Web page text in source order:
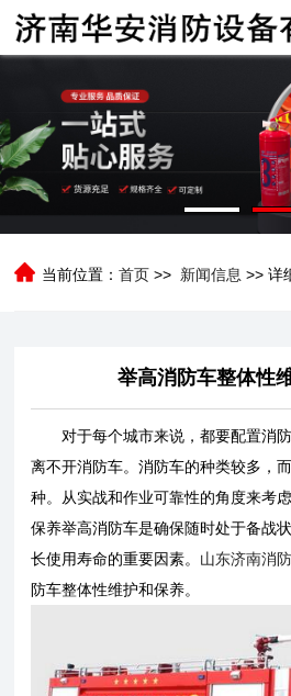
当前位置：首页 >> 新闻信息>> 详
举高消防车整体性
对于每个城市来说，都要配置消
离不开消防车。消防车的种类较多，
种。从实战和作业可靠性的角度来考
保养举高消防车是确保随时处于备战
长使用寿命的重要因素。 山东济南消
防车整体性维护和保养。